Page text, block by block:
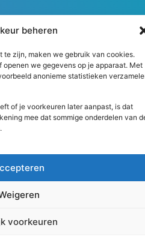
beheren
te zijn, maken we gebruik van cookies.
openen we gegevens op je apparaat. Met
anonieme statistieken
of je voorkeuren later aanpast, is dat
mee dat sommige onderdelen van
voorkeuren
Disclaimer